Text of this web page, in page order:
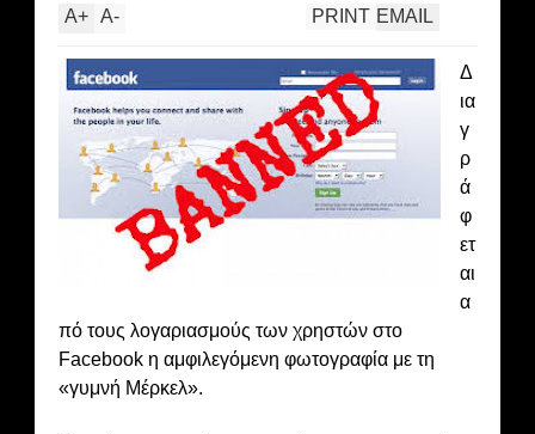
A+ A- EMAIL
PRINT
Δ
ια
γ
ρ
ά
φ
ετ
αι
α
πό τους λογαριασμούς των χρηστών στο
Facebook η αμφιλεγόμενη φωτογραφία με τη
«γυμνή Μέρκελ».